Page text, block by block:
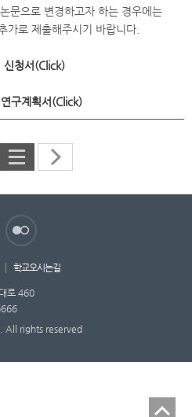
문으로 변경하고자 하는 경우에는
가로 제출해주시기 바랍니다.
신청서(Click)
구계획서(Click)
학교오시는길
로 460
All rights reserved